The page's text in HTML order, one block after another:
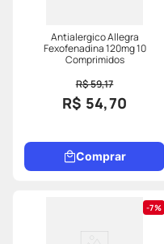
Antialergico Allegra
Fexofenadina 120mg 10
Comprimidos
R$ 59,17
R$ 54,70
Comprar
7%